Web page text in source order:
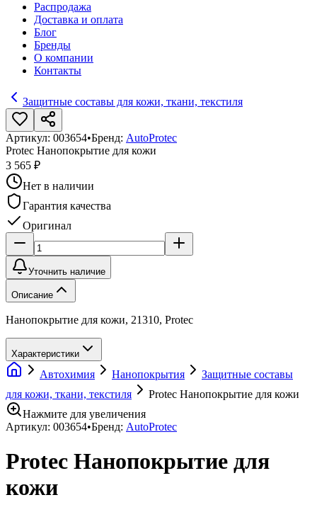
Распродажа
Доставка и оплата
Блог
Бренды
О компании
Контакты
Защитные составы для кожи, ткани, текстиля
Артикул: 003654•Бренд: AutoProtec
Protec Нанопокрытие для кожи
3 565 ₽
Нет в наличии
Гарантия качества
Оригинал
Уточнить наличие
Описание
Нанопокрытие для кожи, 21310, Protec
Характеристики
Автохимия Нанопокрытия
Защитные составы
для кожи, ткани, текстиля
Protec Нанопокрытие для кожи
Нажмите для увеличения
Артикул: 003654•Бренд: AutoProtec
Protec Нанопокрытие для
кожи